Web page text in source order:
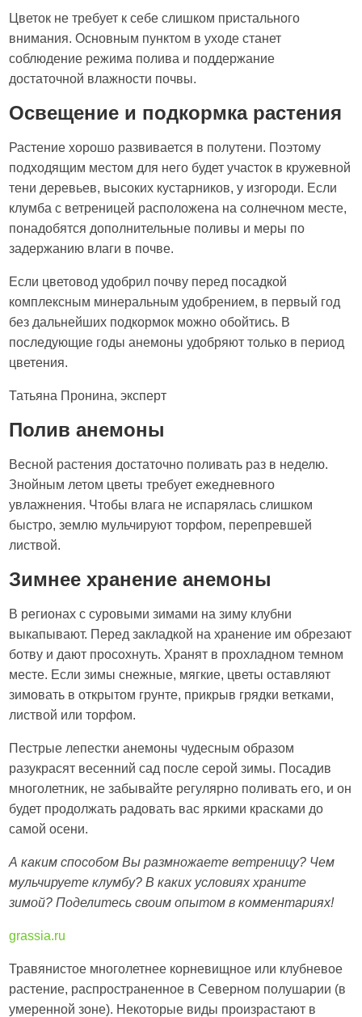
Цветок не требует к себе слишком пристального
внимания. Основным пунктом в уходе станет
соблюдение режима полива и поддержание
достаточной влажности почвы.
Освещение и подкормка растения
Растение хорошо развивается в полутени. Поэтому
подходящим местом для него будет участок в кружевной
тени деревьев, высоких кустарников, у изгороди. Если
клумба с ветреницей расположена на солнечном месте,
понадобятся дополнительные поливы и меры по
задержанию влаги в почве.
Если цветовод удобрил почву перед посадкой
комплексным минеральным удобрением, в первый год
без дальнейших подкормок можно обойтись. В
последующие годы анемоны удобряют только в период
цветения.
Татьяна Пронина, эксперт
Полив анемоны
Весной растения достаточно поливать раз в неделю.
Знойным летом цветы требует ежедневного
увлажнения. Чтобы влага не испарялась слишком
быстро, землю мульчируют торфом, перепревшей
листвой.
Зимнее хранение анемоны
В регионах с суровыми зимами на зиму клубни
выкапывают. Перед закладкой на хранение им обрезают
ботву и дают просохнуть. Хранят в прохладном темном
месте. Если зимы снежные, мягкие, цветы оставляют
зимовать в открытом грунте, прикрыв грядки ветками,
листвой или торфом.
Пестрые лепестки анемоны чудесным образом
разукрасят весенний сад после серой зимы. Посадив
многолетник, не забывайте регулярно поливать его, и он
будет продолжать радовать вас яркими красками до
самой осени.
А каким способом Вы размножаете ветреницу? Чем
мульчируете клумбу? В каких условиях храните
зимой? Поделитесь своим опытом в комментариях!
grassia.ru
Травянистое многолетнее корневищное или клубневое
растение, распространенное в Северном полушарии (в
умеренной зоне). Некоторые виды произрастают в